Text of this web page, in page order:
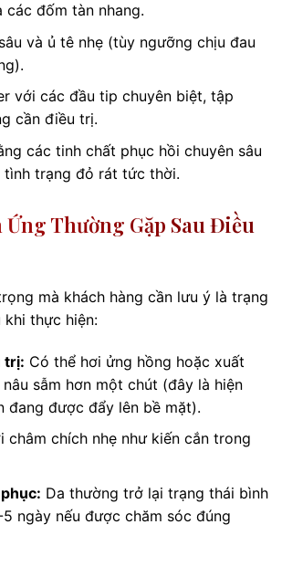
các đốm tàn nhang.
và ủ tê nhẹ (tùy ngưỡng chịu đau
với các đầu tip chuyên biệt, tập
cần điều trị.
các tinh chất phục hồi chuyên sâu
tình trạng đỏ rát tức thời.
Thường Gặp Sau Điều
mà khách hàng cần lưu ý là trạng
khi thực hiện:
trị: Có thể hơi ửng hồng hoặc xuất
sẫm hơn một chút (đây là hiện
đang được đẩy lên bề mặt).
châm chích nhẹ như kiến cắn trong
Da thường trở lại trạng thái bình
ngày nếu được chăm sóc đúng